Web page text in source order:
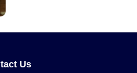
Us